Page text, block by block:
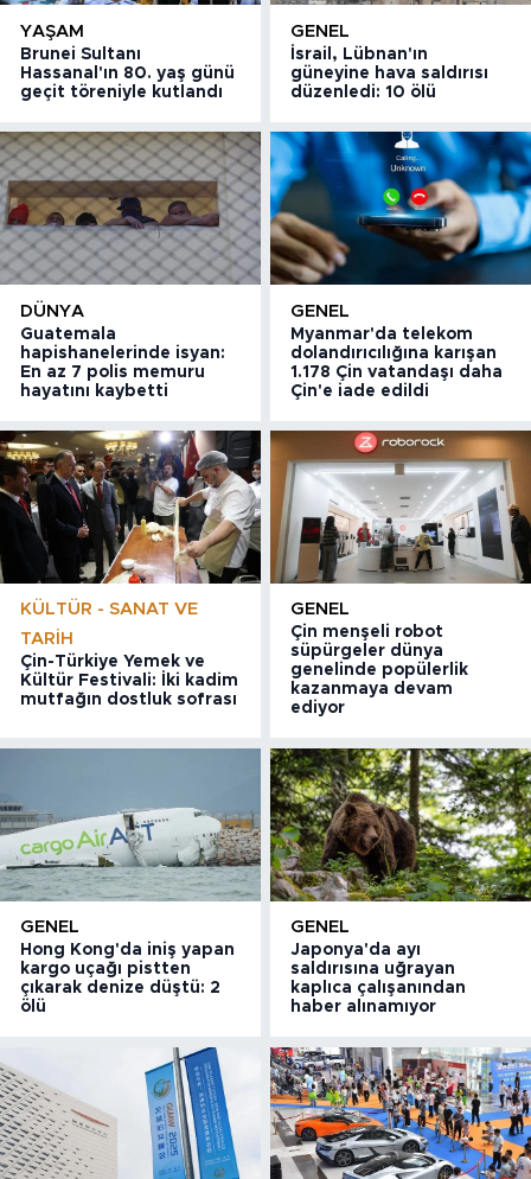
YAŞAM
Brunei Sultanı
Hassanal'ın 80. yaş günü
geçit töreniyle kutlandı
GENEL
İsrail, Lübnan'ın
güneyine hava saldırısı
düzenledi: 10 ölü
DÜNYA
Guatemala
hapishanelerinde isyan:
En az 7 polis memuru
hayatını kaybetti
GENEL
Myanmar'da telekom
dolandırıcılığına karışan
1.178 Çin vatandaşı daha
Çin'e iade edildi
KÜLTÜR - SANAT VE
TARIH
Çin-Türkiye Yemek ve
Kültür Festivali: İki kadim
mutfağın dostluk sofrası
GENEL
Çin menşeli robot
süpürgeler dünya
genelinde popülerlik
kazanmaya devam
ediyor
GENEL
Hong Kong'da iniş yapan
kargo uçağı pistten
çıkarak denize düştü: 2
ölü
GENEL
Japonya'da ayı
saldırısına uğrayan
kaplıca çalışanından
haber alınamıyor